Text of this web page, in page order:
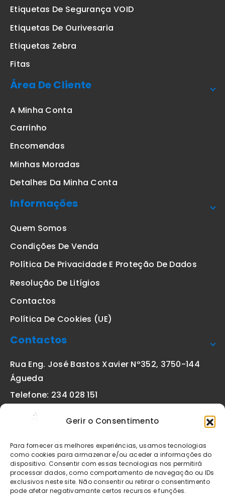
Gerir o Consentimento
Para fornecer as melhores experiências, usamos tecnologias
como cookies para armazenar e/ou aceder a informações do
dispositivo. Consentir com essas tecnologias nos permitirá
processar dados, como comportamento de navegação ou IDs
exclusivos neste site. Não consentir ou retirar o consentimento
pode afetar negativamante certos recursos e funções.
Etiquetas De Segurança VOID
Etiquetas De Ourivesaria
Etiquetas Zebra
Fitas
Área De Cliente
A Minha Conta
Carrinho
Encomendas
Minhas Moradas
Detalhes Da Minha Conta
Informações
Quem Somos
Condições De Venda
Política De Privacidade E Proteção De Dados
Resolução De Litígios
Contactos
Política De Cookies (UE)
Contactos
Rua Eng. José Bastos Xavier Nº352, 3750-144
Águeda
Telefone: 234 028 151
geral@etiquetas-online.pt
Os preços indicados incluem IVA à taxa legal em vigor. Todos
os artigos apresentados no site encontram-se sujeitos à
disponibilidade de stock após confirmação da encomenda. As